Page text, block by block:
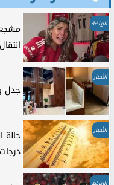
الرياضة
الأخبار
جدل
الأخبار